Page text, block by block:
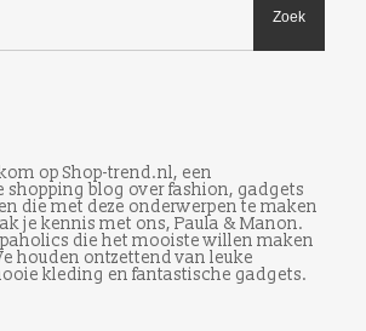
op Shop-trend.nl, een
shopping blog over fashion, gadgets
die met deze onderwerpen te maken
je kennis met ons, Paula & Manon.
die het mooiste willen maken
houden ontzettend van leuke
kleding en fantastische gadgets.